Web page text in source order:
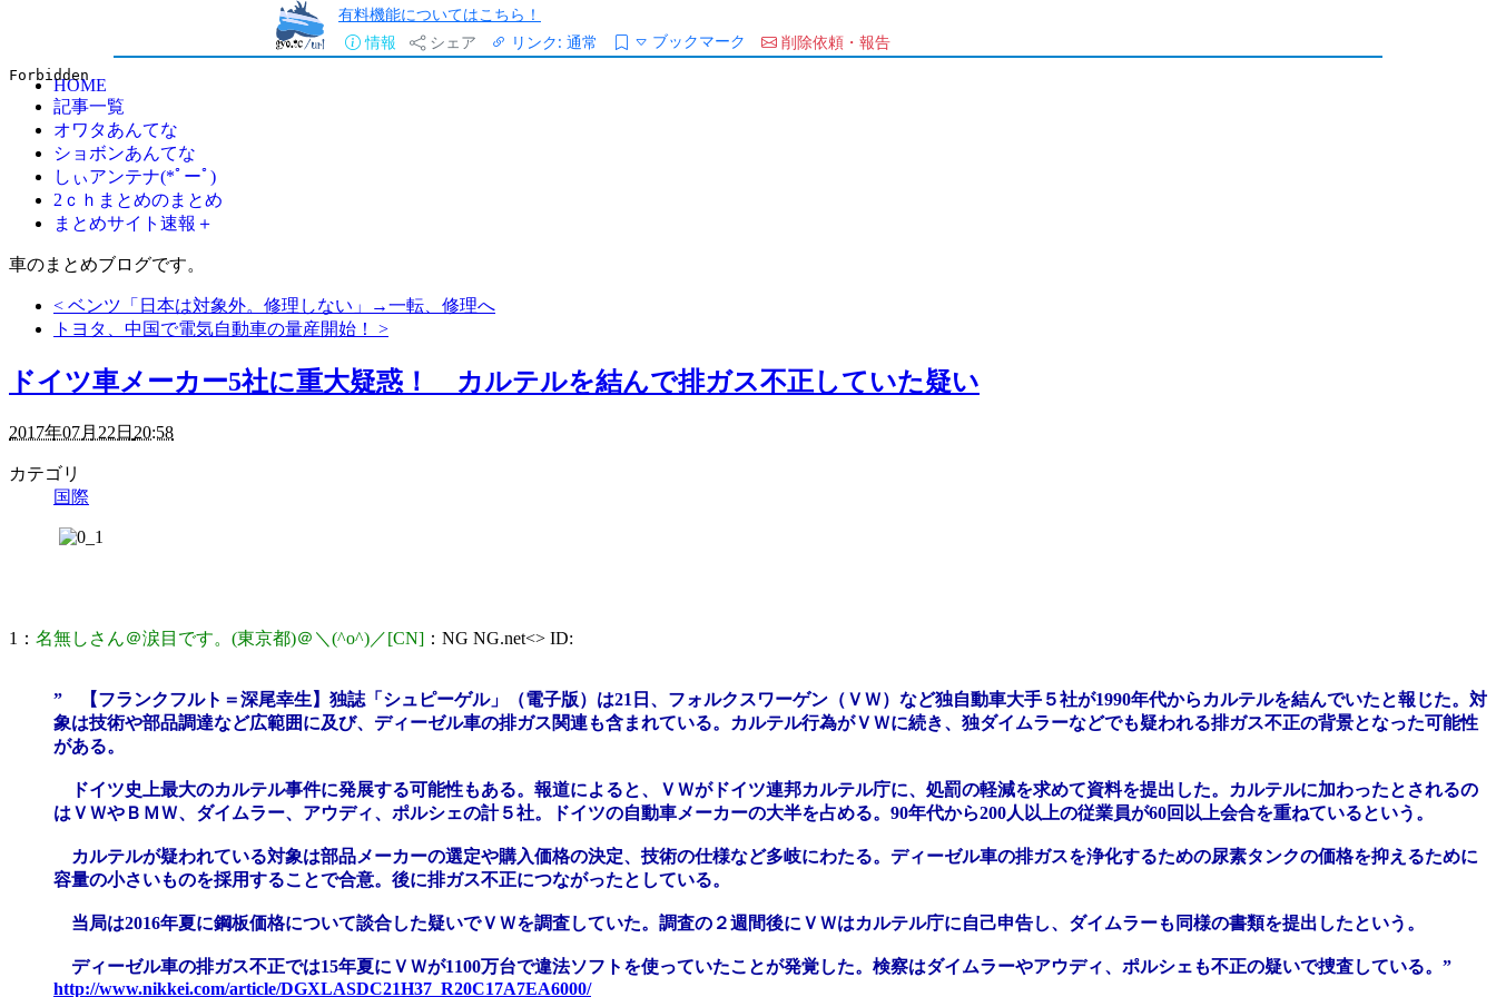
有料機能についてはこちら！
情報
シェア リンク: 通常 ブックマーク 削除依頼・報告